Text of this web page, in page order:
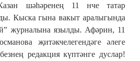
шәһәренең 11 нче татар
Кыска гына вакыт аралыгында
журналына язылды. Афәрин, 11
җитәкчелегендәге әлеге
редакция күптәнге дуслар!